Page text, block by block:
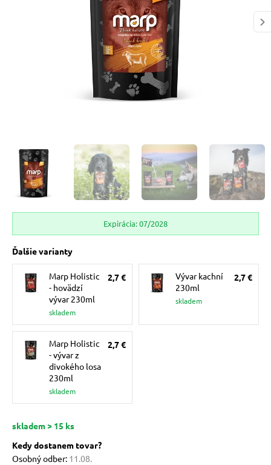
mačky
mačky
mačky
podložky
poukazy
Ďalšie varianty
Marp Holistic
- hovädzí
vývar 230ml
skladem
2,7 €
Vývar kachní
230ml
skladem
2,7 €
Marp Holistic
- vývar z
divokého losa
230ml
skladem
2,7 €
skladem > 15 ks
Kedy dostanem tovar?
Osobný odber: 11.08.
Expirácia: 07/2028